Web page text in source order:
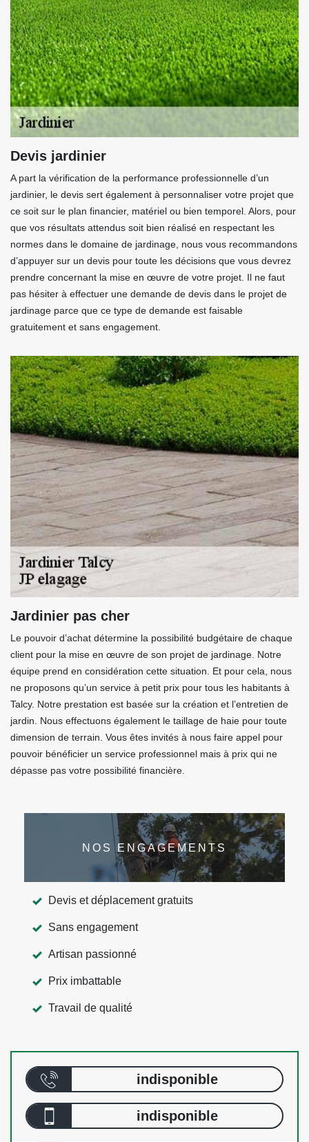
Devis jardinier
A part la vérification de la performance professionnelle d’un
jardinier, le devis sert également à personnaliser votre projet que
ce soit sur le plan financier, matériel ou bien temporel. Alors, pour
que vos résultats attendus soit bien réalisé en respectant les
normes dans le domaine de jardinage, nous vous recommandons
d’appuyer sur un devis pour toute les décisions que vous devrez
prendre concernant la mise en œuvre de votre projet. Il ne faut
pas hésiter à effectuer une demande de devis dans le projet de
jardinage parce que ce type de demande est faisable
gratuitement et sans engagement.
Jardinier pas cher
Le pouvoir d’achat détermine la possibilité budgétaire de chaque
client pour la mise en œuvre de son projet de jardinage. Notre
équipe prend en considération cette situation. Et pour cela, nous
ne proposons qu’un service à petit prix pour tous les habitants à
Talcy. Notre prestation est basée sur la création et l’entretien de
jardin. Nous effectuons également le taillage de haie pour toute
dimension de terrain. Vous êtes invités à nous faire appel pour
pouvoir bénéficier un service professionnel mais à prix qui ne
dépasse pas votre possibilité financière.
NOS ENGAGEMENTS
Devis et déplacement gratuits
Sans engagement
Artisan passionné
Prix imbattable
Travail de qualité
indisponible
indisponible